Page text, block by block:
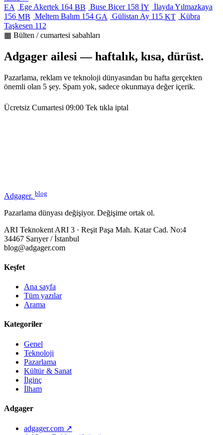
EA
Ege Akertek 164 BB Buse Biçer 158 İY İlayda Yılmazkaya
156 MB Meltem Balım 154 GA Gülistan Ay 115 KT Kübra
Taşkesen 112
▦ Bülten / cumartesi sabahları
Adgager ailesi — haftalık, kısa, dürüst.
Pazarlama, reklam ve teknoloji dünyasından bu hafta gerçekten
önemli olan 5 şey. Spam yok, sadece okunmaya değer içerik.
Ücretsiz Cumartesi 09:00 Tek tıkla iptal
Adgager. blog
Pazarlama dünyası değişiyor. Değişime ortak ol.
ARI Teknokent ARI 3 · Reşit Paşa Mah. Katar Cad. No:4
34467 Sarıyer / İstanbul
blog@adgager.com
Keşfet
Ana sayfa
Tüm yazılar
Arama
Kategoriler
Genel
Teknoloji
Pazarlama
Kültür & Sanat
İlginç
İlham
Adgager
adgager.com ↗